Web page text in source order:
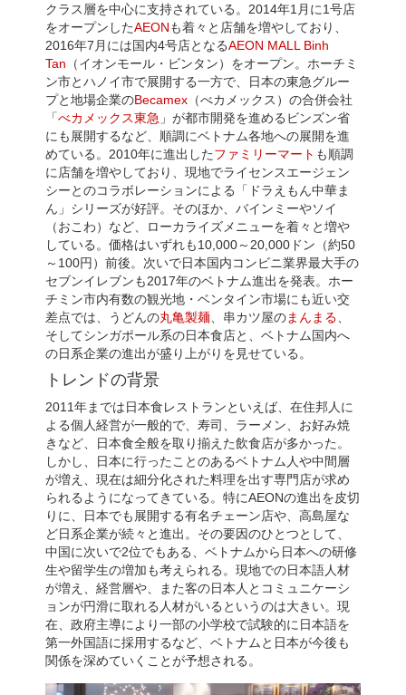
クラス層を中心に支持されている。2014年1月に1号店
をオープンしたAEONも着々と店舗を増やしており、
2016年7月には国内4号店となるAEON MALL Binh
Tan （イオンモール・ビンタン）をオープン。ホーチミ
ン市とハノイ市で展開する一方で、日本の東急グルー
プと地場企業のBecamex （べカメックス）の合併会社
「べカメックス東急 」が都市開発を進めるビンズン省
にも展開するなど、順調にベトナム各地への展開を進
めている。2010年に進出したファミリーマート も順調
に店舗を増やしており、現地でライセンスエージェン
シーとのコラボレーションによる「ドラえもん中華ま
ん」シリーズが好評。そのほか、バインミーやソイ
（おこわ）など、ローカライズメニューを着々と増や
している。価格はいずれも10,000～20,000ドン（約50
～100円）前後。次いで日本国内コンビニ業界最大手の
セブンイレブンも2017年のベトナム進出を発表。ホー
チミン市内有数の観光地・ベンタイン市場にも近い交
差点では、うどんの丸亀製麺、串カツ屋のまんまる、
そしてシンガポール系の日本食店と、ベトナム国内へ
の日系企業の進出が盛り上がりを見せている。
トレンドの背景
2011年までは日本食レストランといえば、在住邦人に
よる個人経営が一般的で、寿司、ラーメン、お好み焼
きなど、日本食全般を取り揃えた飲食店が多かった。
しかし、日本に行ったことのあるベトナム人や中間層
が増え、現在は細分化された料理を出す専門店が求め
られるようになってきている。特にAEONの進出を皮切
りに、日本でも展開する有名チェーン店や、高島屋な
ど日系企業が続々と進出。その要因のひとつとして、
中国に次いで2位でもある、ベトナムから日本への研修
生や留学生の増加も考えられる。現地での日本語人材
が増え、経営層や、また客の日本人とコミュニケーシ
ョンが円滑に取れる人材がいるというのは大きい。現
在、政府主導により一部の小学校で試験的に日本語を
第一外国語に採用するなど、ベトナムと日本が今後も
関係を深めていくことが予想される。